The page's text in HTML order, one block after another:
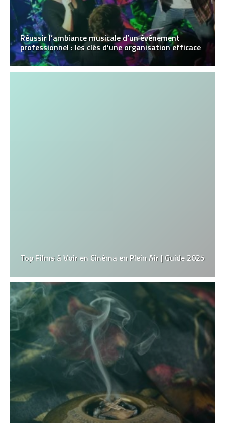
Réussir l’ambiance musicale d’un événement
professionnel : les clés d’une organisation efficace
Top Films à Voir en Cinéma en Plein Air | Guide 2025